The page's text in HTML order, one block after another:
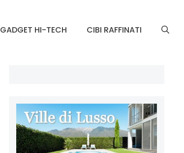
GADGET HI-TECH CIBI RAFFINATI